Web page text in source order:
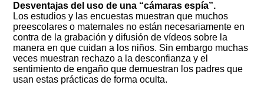
Desventajas del uso de una “cámaras espía”.
Los estudios y las encuestas muestran que muchos
preescolares o maternales no están necesariamente en
contra de la grabación y difusión de vídeos sobre la
manera en que cuidan a los niños. Sin embargo muchas
veces muestran rechazo a la desconfianza y el
sentimiento de engaño que demuestran los padres que
usan estas prácticas de forma oculta.